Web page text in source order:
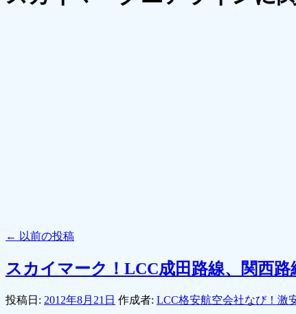
← 以前の投稿
スカイマーク！LCC成田路線、関西
投稿日: 2012年8月21日 作成者: LCC格安航空会社なび！激